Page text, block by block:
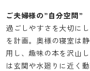
ご夫婦様の”自分空間”
過ごしやすさを大切に
を計画。奥様の寝室は
用し、趣味の本を沢山
は玄関や水廻りに近く